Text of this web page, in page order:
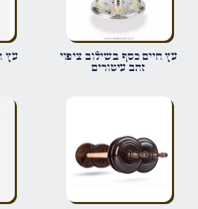
שם*
שמור בדפדפן זה את השם, האימייל והאתר
עץ חיים כסף בשילוב ציפוי
זהב עיטורים
עץ